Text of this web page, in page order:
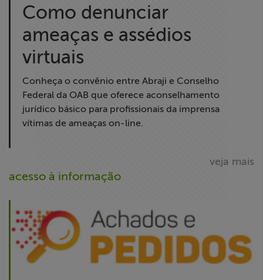
Como denunciar
ameaças e assédios
virtuais
Conheça o convênio entre Abraji e Conselho
Federal da OAB que oferece aconselhamento
jurídico básico para profissionais da imprensa
vítimas de ameaças on-line.
veja mais
acesso à informação